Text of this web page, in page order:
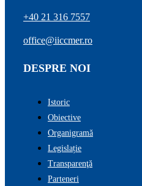
+40 21 316 7557
office@iiccmer.ro
DESPRE NOI
Istoric
Obiective
Organigramă
Legislație
Transparenţă
Parteneri